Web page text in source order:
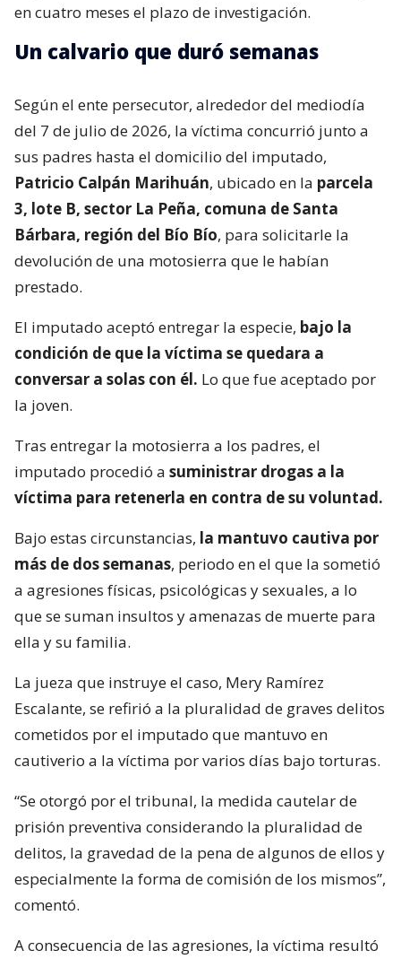
en cuatro meses el plazo de investigación.
Un calvario que duró semanas
Según el ente persecutor, alrededor del mediodía
del 7 de julio de 2026, la víctima concurrió junto a
sus padres hasta el domicilio del imputado,
Patricio Calpán Marihuán, ubicado en la parcela
3, lote B, sector La Peña, comuna de Santa
Bárbara, región del Bío Bío, para solicitarle la
devolución de una motosierra que le habían
prestado.
El imputado aceptó entregar la especie, bajo la
condición de que la víctima se quedara a
conversar a solas con él. Lo que fue aceptado por
la joven.
Tras entregar la motosierra a los padres, el
imputado procedió a suministrar drogas a la
víctima para retenerla en contra de su voluntad.
Bajo estas circunstancias, la mantuvo cautiva por
más de dos semanas, periodo en el que la sometió
a agresiones físicas, psicológicas y sexuales, a lo
que se suman insultos y amenazas de muerte para
ella y su familia.
La jueza que instruye el caso, Mery Ramírez
Escalante, se refirió a la pluralidad de graves delitos
cometidos por el imputado que mantuvo en
cautiverio a la víctima por varios días bajo torturas.
“Se otorgó por el tribunal, la medida cautelar de
prisión preventiva considerando la pluralidad de
delitos, la gravedad de la pena de algunos de ellos y
especialmente la forma de comisión de los mismos”,
comentó.
A consecuencia de las agresiones, la víctima resultó